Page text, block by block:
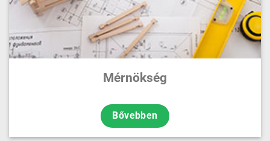
Mérnökség
Bővebben